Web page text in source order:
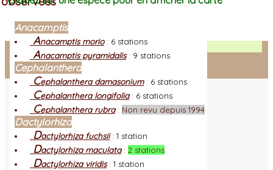
Facebook
Connexion adhérent
Anacamptis
Anacamptis morio: 6 stations
Anacamptis pyramidalis: 9 stations
Cephalanthera
Cephalanthera damasonium: 6 stations
Cephalanthera longifolia: 6 stations
Cephalanthera rubra: Non revu depuis 1994
Dactylorhiza
Dactylorhiza fuchsii: 1 station
Dactylorhiza maculata: 2 stations
Dactylorhiza viridis: 1 station